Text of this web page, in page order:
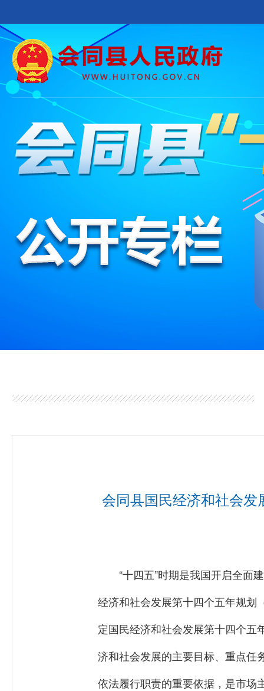
会同县国民经济和社会
“十四五”时期是我国开启全面
经济和社会发展第十四个五年规划
定国民经济和社会发展第十四个五
济和社会发展的主要目标、重点任
依法履行职责的重要依据，是市场